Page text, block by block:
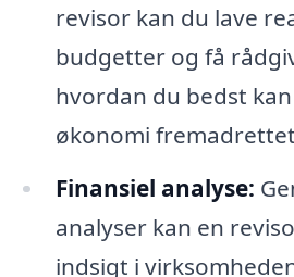
revisor kan du lave
budgetter og få
hvordan du bedst
økonomi
Finansiel analyse:
analyser kan en
indsigt i